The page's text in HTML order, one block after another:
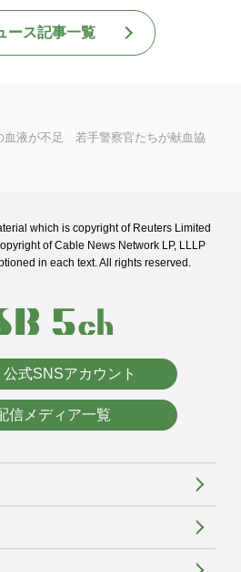
ース記事一覧
血液が不足 若手警察官たちが献血協
which is copyright of Reuters Limited
of Cable News Network LP, LLLP
in each text. All rights reserved.
公式SNSアカウント
信メディア一覧